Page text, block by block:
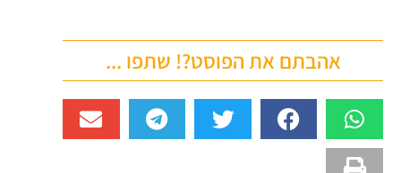
אהבתם את הפוסט?! שתפו ...